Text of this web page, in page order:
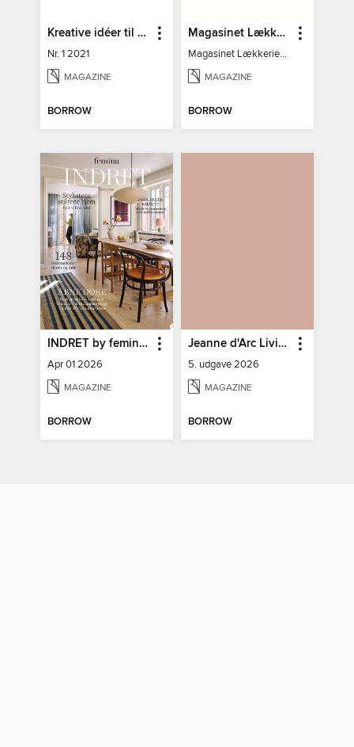
Kreative idéer til hjemmet
Nr. 1 2021
MAGAZINE
BORROW
Magasinet Lækkerier
Magasinet Lækkerier nr. 30
MAGAZINE
BORROW
INDRET by femina DK
Apr 01 2026
MAGAZINE
BORROW
Jeanne d'Arc Living
5. udgave 2026
MAGAZINE
BORROW